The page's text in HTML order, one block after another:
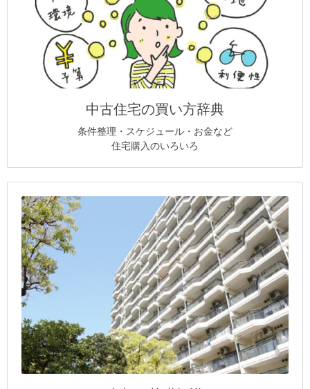
中古住宅の買い方辞典
条件整理・スケジュール・お金など
住宅購入のいろいろ